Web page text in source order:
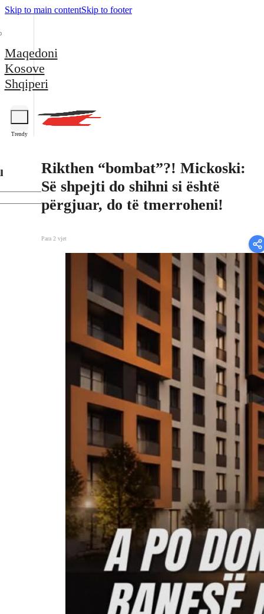
Skip to main contentSkip to footer
Maqedoni
Kosove
Shqiperi
Trendy
Rikthen “bombat”?! Mickoski:
Së shpejti do shihni si është
përgjuar, do të tmerroheni!
Para 2 vjet